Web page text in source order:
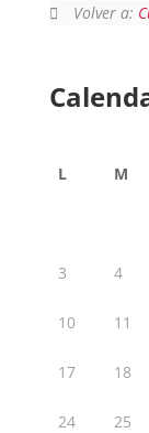
Volver a:
L M
3 4
10 11
17 18
24 25